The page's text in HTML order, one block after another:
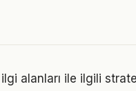
alanları ile ilgili